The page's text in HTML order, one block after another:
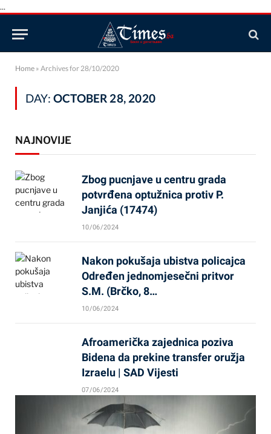
...
Home » Archives for 28/10/2020
DAY: OCTOBER 28, 2020
NAJNOVIJE
Zbog pucnjave u centru grada
potvrđena optužnica protiv P.
Janjića (17474)
10/06/2024
Nakon pokušaja ubistva policajca
Određen jednomjesečni pritvor
S.M. (Brčko, 8…
10/06/2024
Afroamerička zajednica poziva
Bidena da prekine transfer oružja
Izraelu | SAD Vijesti
07/06/2024